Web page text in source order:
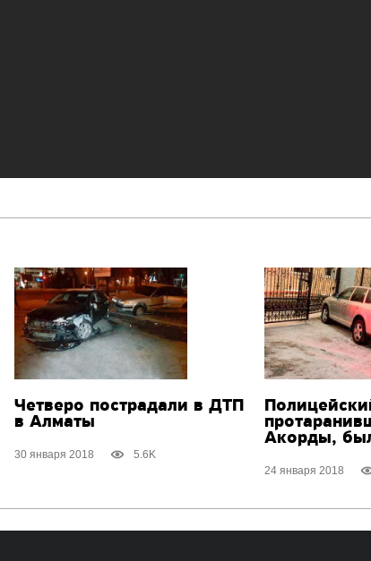
Четверо пострадали в ДТП
в Алматы
30 января 2018 5.6K
Акорды,
24 января 2018